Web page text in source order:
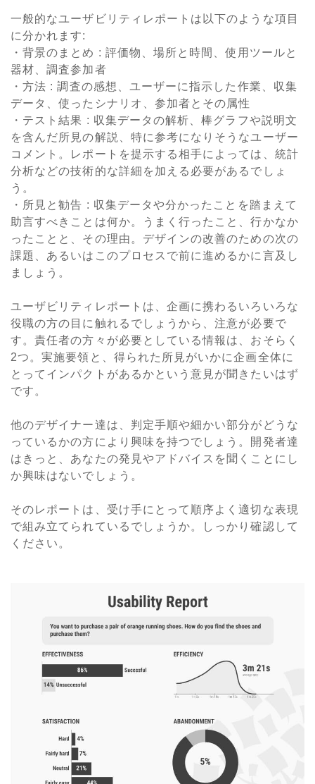
一般的なユーザビリティレポートは以下のような項目
に分かれます:
・背景のまとめ : 評価物、場所と時間、使用ツールと
器材、調査参加者
・方法 : 調査の感想、ユーザーに指示した作業、収集
データ、使ったシナリオ、参加者とその属性
・テスト結果 : 収集データの解析、棒グラフや説明文
を含んだ所見の解説、特に参考になりそうなユーザー
コメント。レポートを提示する相手によっては、統計
分析などの技術的な詳細を加える必要があるでしょ
う。
・所見と勧告 : 収集データや分かったことを踏まえて
助言すべきことは何か。うまく行ったこと、行かなか
ったことと、その理由。デザインの改善のための次の
課題、あるいはこのプロセスで前に進めるかに言及し
ましょう。
ユーザビリティレポートは、企画に携わるいろいろな
役職の方の目に触れるでしょうから、注意が必要で
す。責任者の方々が必要としている情報は、おそらく
2つ。実施要領と、得られた所見がいかに企画全体に
とってインパクトがあるかという意見が聞きたいはず
です。
他のデザイナー達は、判定手順や細かい部分がどうな
っているかの方により興味を持つでしょう。開発者達
はきっと、あなたの発見やアドバイスを聞くことにし
か興味はないでしょう。
そのレポートは、受け手にとって順序よく適切な表現
で組み立てられているでしょうか。しっかり確認して
ください。